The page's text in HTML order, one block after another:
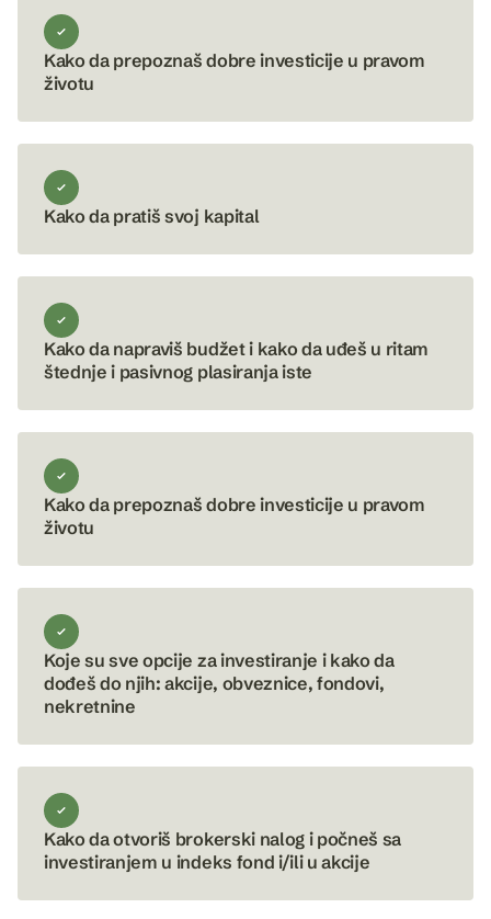
Kako da prepoznaš dobre investicije u pravom
životu
Kako da pratiš svoj kapital
Kako da napraviš budžet i kako da uđeš u ritam
štednje i pasivnog plasiranja iste
Kako da prepoznaš dobre investicije u pravom
životu
Koje su sve opcije za investiranje i kako da
dođeš do njih: akcije, obveznice, fondovi,
nekretnine
Kako da otvoriš brokerski nalog i počneš sa
investiranjem u indeks fond i/ili u akcije